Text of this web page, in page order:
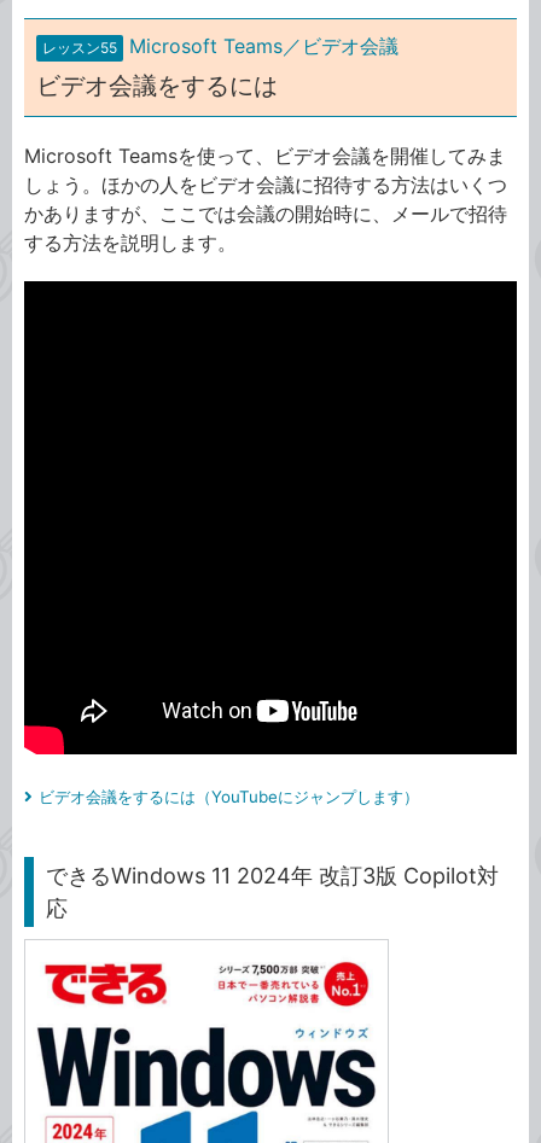
レッスン55 Microsoft Teams／ビデオ会議
ビデオ会議をするには
Microsoft Teamsを使って、ビデオ会議を開催してみま
しょう。ほかの人をビデオ会議に招待する方法はいくつ
かありますが、ここでは会議の開始時に、メールで招待
する方法を説明します。
ビデオ会議をするには（YouTubeにジャンプします）
できるWindows 11 2024年 改訂3版 Copilot対
応